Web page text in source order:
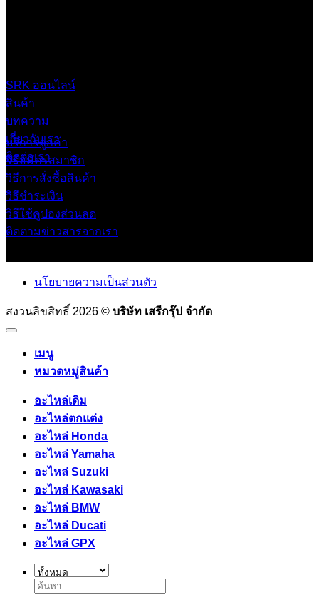
SRK ออนไลน์
สินค้า
บทความ
เกี่ยวกับเรา
ติดต่อเรา
บริการลูกค้า
วิธีสมัครสมาชิก
วิธีการสั่งซื้อสินค้า
วิธีชำระเงิน
วิธีใช้คูปองส่วนลด
ติดตามข่าวสารจากเรา
นโยบายความเป็นส่วนตัว
สงวนลิขสิทธิ์ 2026 © บริษัท เสรีกรุ๊ป จำกัด
เมนู
หมวดหมู่สินค้า
อะไหล่เดิม
อะไหล่ตกแต่ง
อะไหล่ Honda
อะไหล่ Yamaha
อะไหล่ Suzuki
อะไหล่ Kawasaki
อะไหล่ BMW
อะไหล่ Ducati
อะไหล่ GPX
ค้นหา: